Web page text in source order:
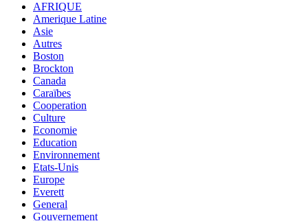
AFRIQUE
Amerique Latine
Asie
Autres
Boston
Brockton
Canada
Caraïbes
Cooperation
Culture
Economie
Education
Environnement
Etats-Unis
Europe
Everett
General
Gouvernement